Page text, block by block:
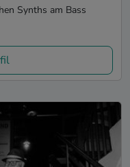
Synths am Bass